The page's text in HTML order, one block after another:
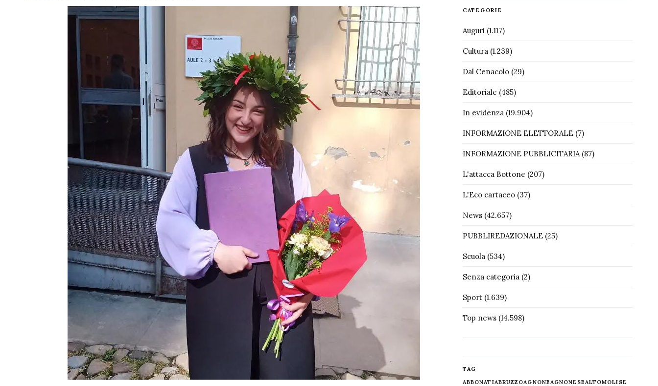
CATEGORIE
Auguri(1.117)
Cultura(1.239)
Dal Cenacolo(29)
Editoriale (485)
In evidenza(19.904)
INFORMAZIONE ELETTORALE(7)
INFORMAZIONE PUBBLICITARIA(87)
L'attacca Bottone (207)
L'Eco cartaceo(37)
News(42.657)
PUBBLIREDAZIONALE(25)
Scuola(534)
Senza categoria(2)
Sport(1.639)
Top news(14.598)
TAG
ABBONATIABRUZZOAGNONEAGNONESEALTOMOLISE